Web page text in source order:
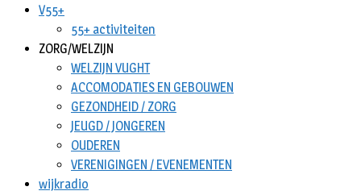
V55+
55+ activiteiten
ZORG/WELZIJN
WELZIJN VUGHT
ACCOMODATIES EN GEBOUWEN
GEZONDHEID / ZORG
JEUGD / JONGEREN
OUDEREN
VERENIGINGEN / EVENEMENTEN
wijkradio